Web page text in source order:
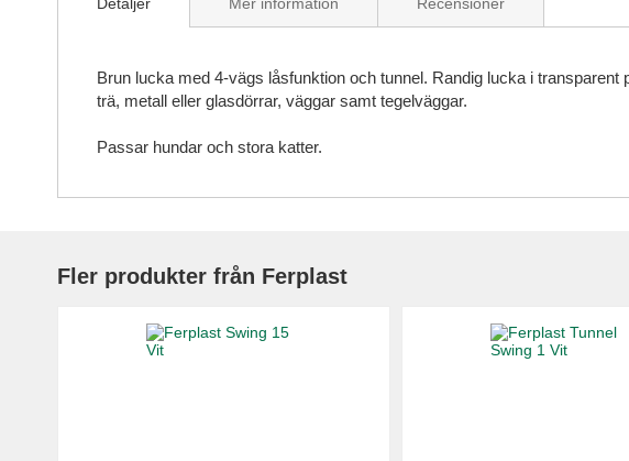
images
Brun lucka med 4-vägs låsfunktion och tunnel. Randig lucka i
trä, metall eller glasdörrar, väggar samt tegelväggar.
Passar hundar och stora katter.
Fler produkter från Ferplast